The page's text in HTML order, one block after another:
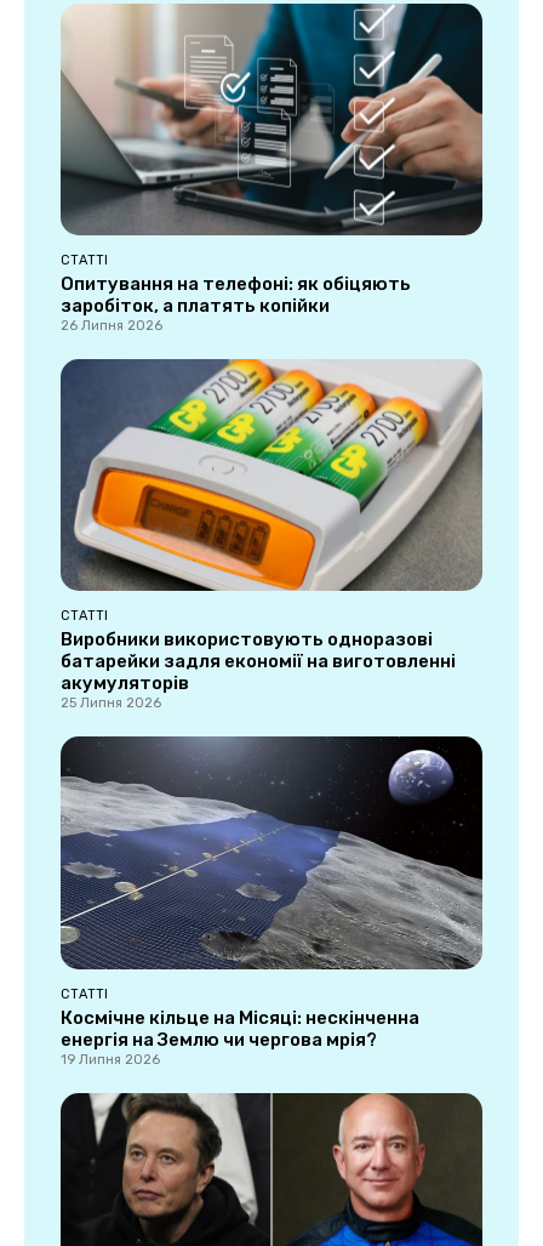
СТАТТІ
Опитування на телефоні: як обіцяють
заробіток, а платять копійки
26 Липня 2026
СТАТТІ
Виробники використовують одноразові
батарейки задля економії на виготовленні
акумуляторів
25 Липня 2026
СТАТТІ
Космічне кільце на Місяці: нескінченна
енергія на Землю чи чергова мрія?
19 Липня 2026